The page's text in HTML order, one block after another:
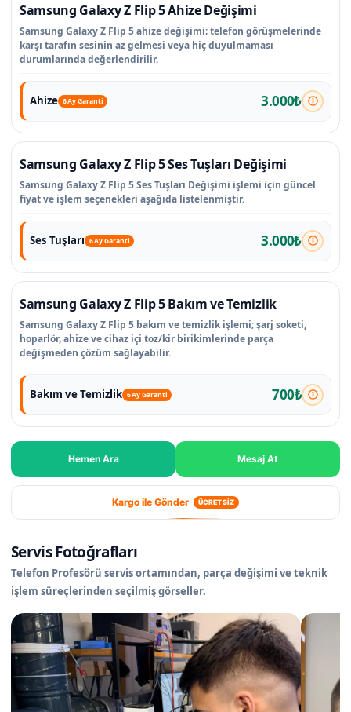
Samsung Galaxy Z Flip 5 Ahize Değişimi
Samsung Galaxy Z Flip 5 ahize değişimi; telefon görüşmelerinde
karşı tarafın sesinin az gelmesi veya hiç duyulmaması
durumlarında değerlendirilir.
Ahize 6 Ay Garanti 3.000₺
Samsung Galaxy Z Flip 5 Ses Tuşları Değişimi
Samsung Galaxy Z Flip 5 Ses Tuşları Değişimi işlemi için güncel
fiyat ve işlem seçenekleri aşağıda listelenmiştir.
Ses Tuşları 6 Ay Garanti 3.000₺
Samsung Galaxy Z Flip 5 Bakım ve Temizlik
Samsung Galaxy Z Flip 5 bakım ve temizlik işlemi; şarj soketi,
hoparlör, ahize ve cihaz içi toz/kir birikimlerinde parça
değişmeden çözüm sağlayabilir.
Bakım ve Temizlik 6 Ay Garanti 700₺
Hemen Ara Mesaj At
Kargo ile Gönder ÜCRETSİZ
Servis Fotoğrafları
Telefon Profesörü servis ortamından, parça değişimi ve teknik
işlem süreçlerinden seçilmiş görseller.